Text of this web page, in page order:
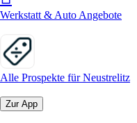
Werkstatt & Auto Angebote
Alle Prospekte für Neustrelitz
Zur App